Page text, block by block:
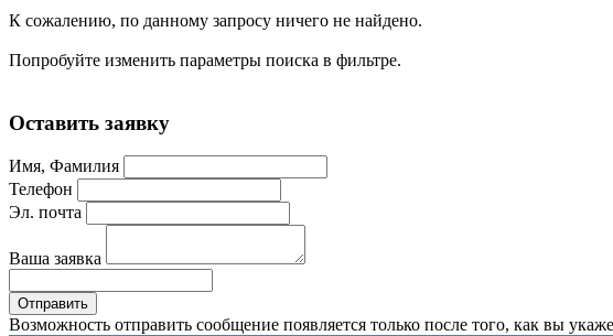
К сожалению, по данному запросу ничего не найдено.
Попробуйте изменить параметры поиска в фильтре.
Оставить заявку
Имя, Фамилия
Телефон
Эл. почта
Ваша заявка
Возможность отправить сообщение появляется только после того, как вы